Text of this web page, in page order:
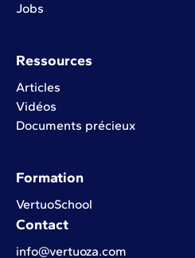
Jobs
Ressources
Articles
Vidéos
Documents précieux
Formation
VertuoSchool
Contact
info@vertuoza.com